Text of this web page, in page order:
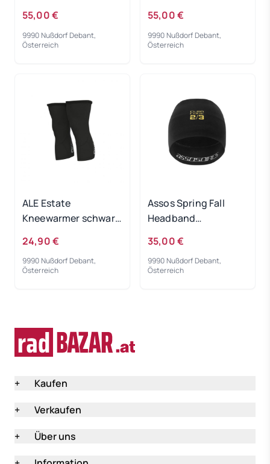
55,00 €
9990 Nußdorf Debant,
Österreich
55,00 €
9990 Nußdorf Debant,
Österreich
ALE Estate
Kneewarmer schwarz
24,90 €
9990 Nußdorf Debant,
Österreich
Assos Spring Fall
Headband
35,00 €
9990 Nußdorf Debant,
Österreich
+
Kaufen
+
Verkaufen
+
Über uns